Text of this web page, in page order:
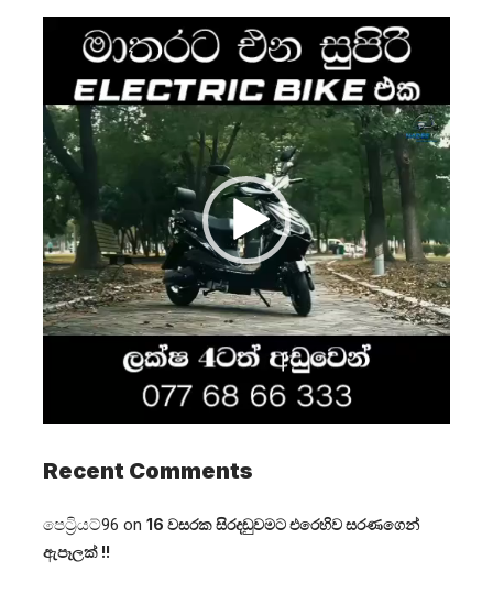
Player
Recent Comments
පෙට්‍රියට්96 on 16 වසරක සිරදඬුවමට එරෙහිව සරණගෙන්
ඇපෑලක් !!